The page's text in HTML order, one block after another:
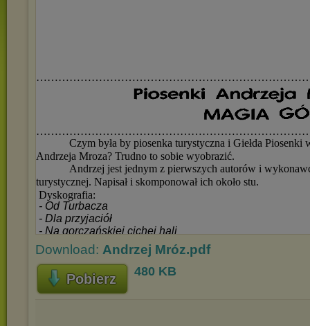
Download: Andrzej Mróz.pdf
Pobierz 480 KB